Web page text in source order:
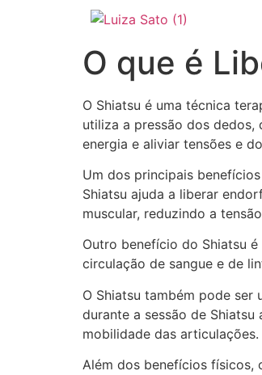
O que é
O Shiatsu é uma técnica
utiliza a pressão dos
energia e aliviar tensões e
Um dos principais
Shiatsu ajuda a liberar
muscular, reduzindo a
Outro benefício do Shiatsu
circulação de sangue e de
O Shiatsu também pode
durante a sessão de
mobilidade das articulações.
Além dos benefícios físicos,